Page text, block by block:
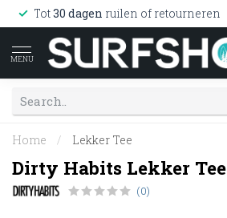
Tot30 dagen ruilen of retourneren
MENU
Home / Lekker Tee
Dirty Habits Lekker Tee
(0)